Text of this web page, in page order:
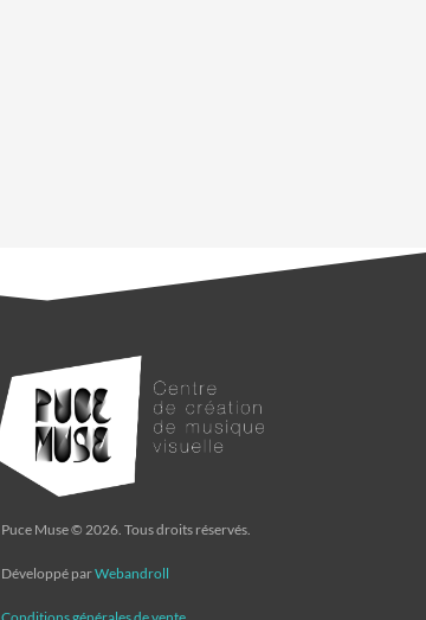
Puce Muse © 2026. Tous droits réservés.
Développé parWebandroll